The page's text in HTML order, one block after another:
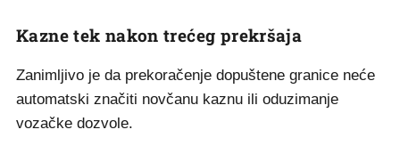
Kazne tek nakon trećeg prekršaja
Zanimljivo je da prekoračenje dopuštene granice neće
automatski značiti novčanu kaznu ili oduzimanje
vozačke dozvole.